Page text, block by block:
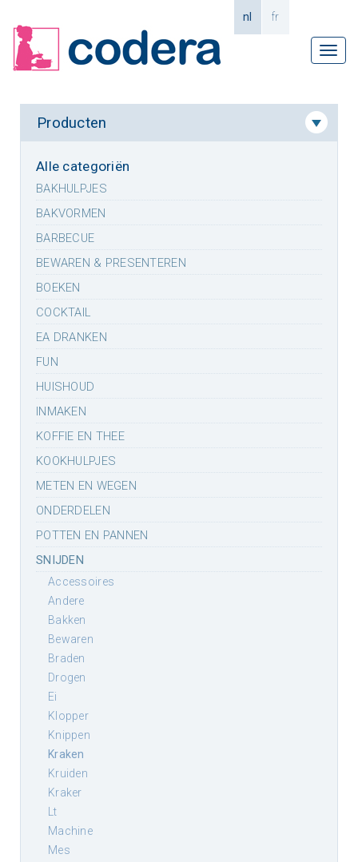
nl fr
Producten
Alle categoriën
BAKHULPJES
BAKVORMEN
BARBECUE
BEWAREN & PRESENTEREN
BOEKEN
COCKTAIL
EA DRANKEN
FUN
HUISHOUD
INMAKEN
KOFFIE EN THEE
KOOKHULPJES
METEN EN WEGEN
ONDERDELEN
POTTEN EN PANNEN
SNIJDEN
accessoires
andere
bakken
bewaren
braden
drogen
ei
klopper
knippen
kraken
kruiden
kraker
lt
machine
mes